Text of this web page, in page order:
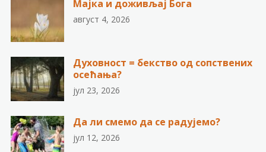
Мајка и доживљај Бога
август 4, 2026
Духовност = бекство од сопствених
осећања?
јул 23, 2026
Да ли смемо да се радујемо?
јул 12, 2026